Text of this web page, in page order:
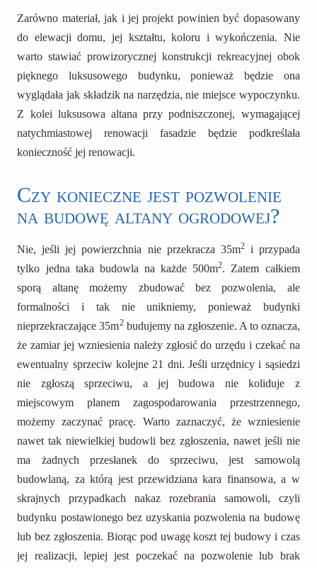
Zarówno materiał, jak i jej projekt powinien być dopasowany
do elewacji domu, jej kształtu, koloru i wykończenia. Nie
warto stawiać prowizorycznej konstrukcji rekreacyjnej obok
pięknego luksusowego budynku, ponieważ będzie ona
wyglądała jak składzik na narzędzia, nie miejsce wypoczynku.
Z kolei luksusowa altana przy podniszczonej, wymagającej
natychmiastowej renowacji fasadzie będzie podkreślała
konieczność jej renowacji.
Czy konieczne jest pozwolenie
na budowę altany ogrodowej?
Nie, jeśli jej powierzchnia nie przekracza 35m2i przypada
tylko jedna taka budowla na każde 500m2. Zatem całkiem
sporą altanę możemy zbudować bez pozwolenia, ale
formalności i tak nie unikniemy, ponieważ budynki
nieprzekraczające 35m2budujemy na zgłoszenie. A to oznacza,
że zamiar jej wzniesienia należy zgłosić do urzędu i czekać na
ewentualny sprzeciw kolejne 21 dni. Jeśli urzędnicy i sąsiedzi
nie zgłoszą sprzeciwu, a jej budowa nie koliduje z
miejscowym planem zagospodarowania przestrzennego,
możemy zaczynać pracę. Warto zaznaczyć, że wzniesienie
nawet tak niewielkiej budowli bez zgłoszenia, nawet jeśli nie
ma żadnych przesłanek do sprzeciwu, jest samowolą
budowlaną, za którą jest przewidziana kara finansowa, a w
skrajnych przypadkach nakaz rozebrania samowoli, czyli
budynku postawionego bez uzyskania pozwolenia na budowę
lub bez zgłoszenia. Biorąc pod uwagę koszt tej budowy i czas
jej realizacji, lepiej jest poczekać na pozwolenie lub brak